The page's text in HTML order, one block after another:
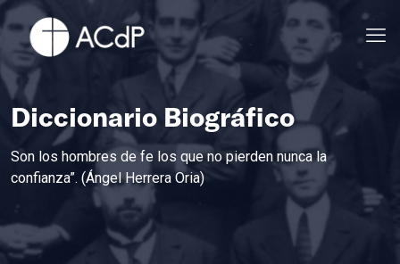
Diccionario Biográfico
Son los hombres de fe los que no pierden nunca la
confianza”. (Ángel Herrera Oria)